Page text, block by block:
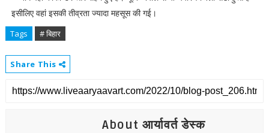
इसीलिए वहां इसकी तीव्रता ज्यादा महसूस की गई।
Tags # बिहार
Share This
About आर्यावर्त डेस्क